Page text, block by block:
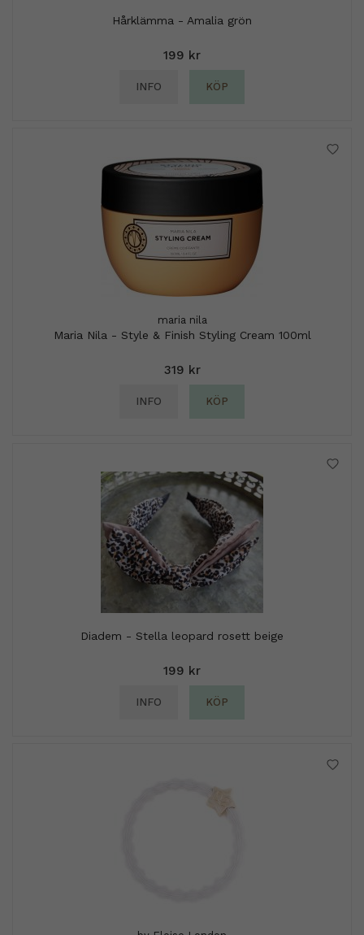
Hårklämma - Amalia grön
199 kr
INFO KÖP
maria nila
Maria Nila - Style & Finish Styling Cream 100ml
319 kr
INFO KÖP
Diadem - Stella leopard rosett beige
199 kr
INFO KÖP